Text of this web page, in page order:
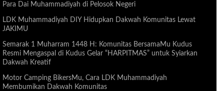
Para Dai Muhammadiyah di Pelosok Negeri
LDK Muhammadiyah DIY Hidupkan Dakwah Komunitas Lewat
JAKIMU
Semarak 1 Muharram 1448 H: Komunitas BersamaMu Kudus
Resmi Mengaspal di Kudus Gelar “HARPITMAS” untuk Syiarkan
Dakwah Kreatif
Motor Camping BikersMu, Cara LDK Muhammadiyah
Membumikan Dakwah Komunitas